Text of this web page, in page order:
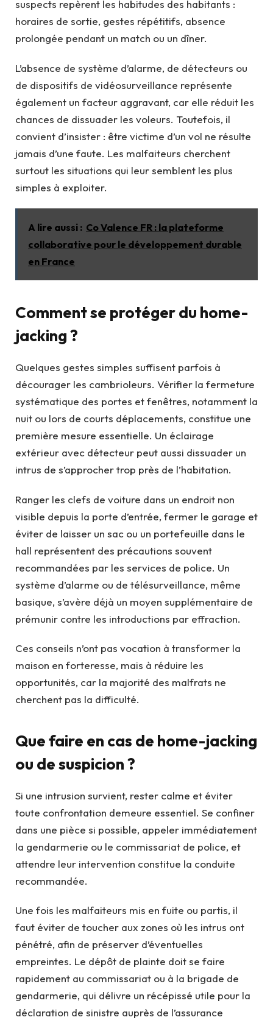
suspects repèrent les habitudes des habitants :
horaires de sortie, gestes répétitifs, absence
prolongée pendant un match ou un dîner.
L’absence de système d’alarme, de détecteurs ou
de dispositifs de vidéosurveillance représente
également un facteur aggravant, car elle réduit les
chances de dissuader les voleurs. Toutefois, il
convient d’insister : être victime d’un vol ne résulte
jamais d’une faute. Les malfaiteurs cherchent
surtout les situations qui leur semblent les plus
simples à exploiter.
A lire aussi : Co Valence FR : la plateforme
collaborative pour le développement durable
en France
Comment se protéger du home-
jacking ?
Quelques gestes simples suffisent parfois à
décourager les cambrioleurs. Vérifier la fermeture
systématique des portes et fenêtres, notamment la
nuit ou lors de courts déplacements, constitue une
première mesure essentielle. Un éclairage
extérieur avec détecteur peut aussi dissuader un
intrus de s’approcher trop près de l’habitation.
Ranger les clefs de voiture dans un endroit non
visible depuis la porte d’entrée, fermer le garage et
éviter de laisser un sac ou un portefeuille dans le
hall représentent des précautions souvent
recommandées par les services de police. Un
système d’alarme ou de télésurveillance, même
basique, s’avère déjà un moyen supplémentaire de
prémunir contre les introductions par effraction.
Ces conseils n’ont pas vocation à transformer la
maison en forteresse, mais à réduire les
opportunités, car la majorité des malfrats ne
cherchent pas la difficulté.
Que faire en cas de home-jacking
ou de suspicion ?
Si une intrusion survient, rester calme et éviter
toute confrontation demeure essentiel. Se confiner
dans une pièce si possible, appeler immédiatement
la gendarmerie ou le commissariat de police, et
attendre leur intervention constitue la conduite
recommandée.
Une fois les malfaiteurs mis en fuite ou partis, il
faut éviter de toucher aux zones où les intrus ont
pénétré, afin de préserver d’éventuelles
empreintes. Le dépôt de plainte doit se faire
rapidement au commissariat ou à la brigade de
gendarmerie, qui délivre un récépissé utile pour la
déclaration de sinistre auprès de l’assurance